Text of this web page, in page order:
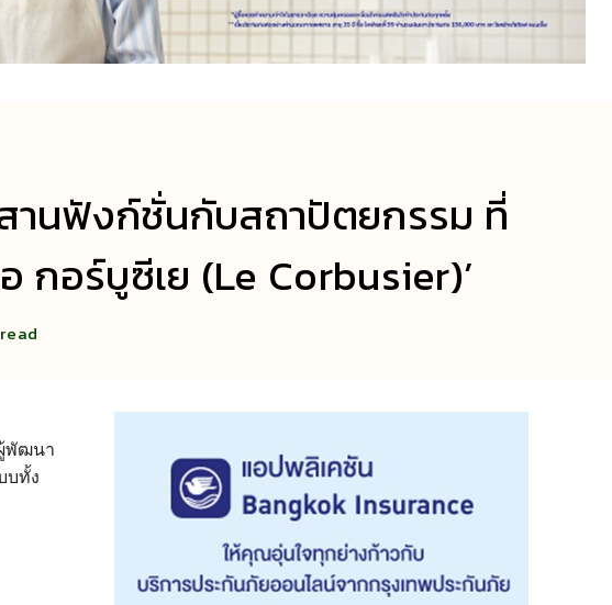
านฟังก์ชั่นกับสถาปัตยกรรม ที่
กอร์บูซีเย (Le Corbusier)’
พัฒนา
บทั้ง